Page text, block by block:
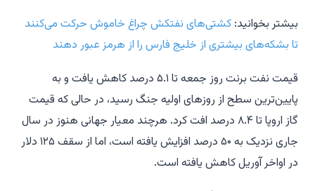
بیشتر بخوانید: کشتی‌های نفتکش چراغ خاموش حرکت می‌کنند
تا بشکه‌های بیشتری از خلیج فارس را از هرمز عبور دهند
قیمت نفت برنت روز جمعه تا ۵.۱ درصد کاهش یافت و به
پایین‌ترین سطح از روزهای اولیه جنگ رسید، در حالی که قیمت
گاز اروپا تا ۸.۴ درصد افت کرد. هرچند معیار جهانی هنوز در سال
جاری نزدیک به ۵۰ درصد افزایش یافته است، اما از سقف ۱۲۵ دلار
در اواخر آوریل کاهش یافته است.